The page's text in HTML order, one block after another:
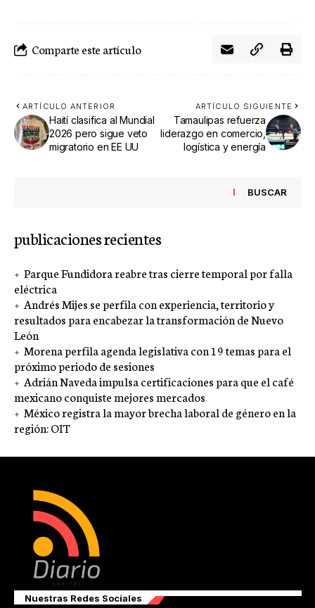
Comparte este artículo
ARTÍCULO ANTERIOR
Haití clasifica al Mundial
2026 pero sigue veto
migratorio en EE UU
ARTÍCULO SIGUIENTE
Tamaulipas refuerza
liderazgo en comercio,
logística y energía
BUSCAR
publicaciones recientes
Parque Fundidora reabre tras cierre temporal por falla
eléctrica
Andrés Mijes se perfila con experiencia, territorio y
resultados para encabezar la transformación de Nuevo
León
Morena perfila agenda legislativa con 19 temas para el
próximo periodo de sesiones
Adrián Naveda impulsa certificaciones para que el café
mexicano conquiste mejores mercados
México registra la mayor brecha laboral de género en la
región: OIT
Nuestras Redes Sociales